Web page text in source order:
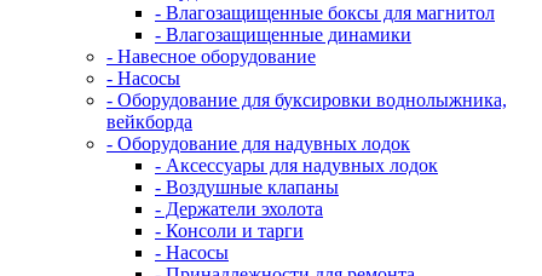
- Влагозащищенные боксы для магнитол
- Влагозащищенные динамики
- Навесное оборудование
- Насосы
- Оборудование для буксировки воднолыжника,
вейкборда
- Оборудование для надувных лодок
- Аксессуары для надувных лодок
- Воздушные клапаны
- Держатели эхолота
- Консоли и тарги
- Насосы